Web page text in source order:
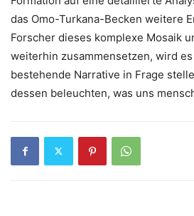
das Omo-Turkana-Becken weitere
Forscher dieses komplexe Mosaik
weiterhin zusammensetzen, wird
bestehende Narrative in Frage
dessen beleuchten, was uns